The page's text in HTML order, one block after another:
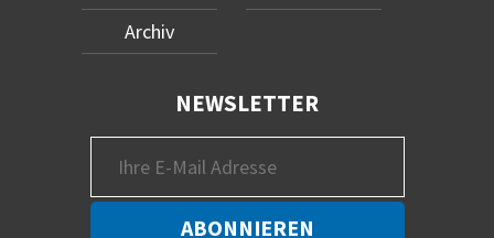
Archiv
NEWSLETTER